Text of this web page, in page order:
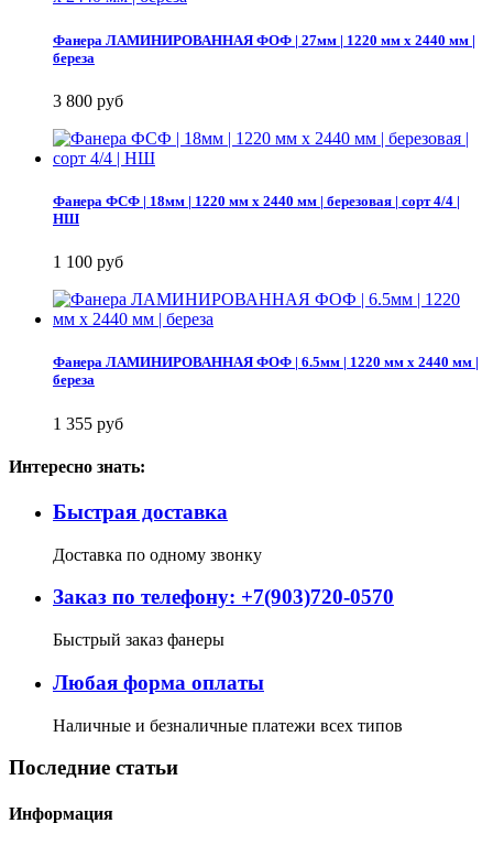
Фанера ЛАМИНИРОВАННАЯ ФОФ | 27мм | 1220 мм х 2440 мм |
береза
3 800 руб
Фанера ФСФ | 18мм | 1220 мм х 2440 мм | березовая | сорт 4/4 |
НШ
1 100 руб
Фанера ЛАМИНИРОВАННАЯ ФОФ | 6.5мм | 1220 мм х 2440 мм |
береза
1 355 руб
Интересно знать:
Быстрая доставка
Доставка по одному звонку
Заказ по телефону: +7(903)720-0570
Быстрый заказ фанеры
Любая форма оплаты
Наличные и безналичные платежи всех типов
Последние статьи
Информация